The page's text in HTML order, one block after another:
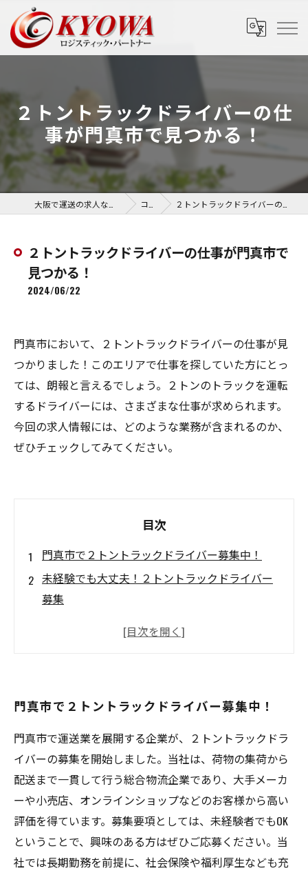
２トントラックドライバーの仕
事が門真市で見つかる！
コラム ２トントラックドライバーの仕事が門真市で見つかる！
２トントラックドライバーの仕事が門真市で
見つかる！
2024/06/22
門真市において、２トントラックドライバーの仕事が見
つかりました！このエリアで仕事を探していた方にとっ
ては、朗報と言えるでしょう。２トンのトラックを運転
するドライバーには、さまざまな仕事が求められます。
今回の求人情報には、どのような業務が含まれるのか、
ぜひチェックしてみてください。
目次
門真市で２トントラックドライバー募集中！
未経験でも大丈夫！２トントラックドライバー
募集
安定した職場で働きたい方必見！２トントラッ
クドライバー募集
社会保険完備！２トントラックドライバー募集
中
門真市で２トントラックドライバー募集中！
門真市で運送業を展開する企業が、２トントラックドラ
イバーの募集を開始しました。当社は、荷物の集荷から
配送まで一貫して行う総合物流企業であり、大手メーカ
ーや小売店、オンラインショップなどのお客様から高い
評価を得ています。募集要項としては、未経験者でもOK
ということで、興味のある方はぜひご応募ください。当
社では長期勤務を前提に、社会保険や福利厚生なども充